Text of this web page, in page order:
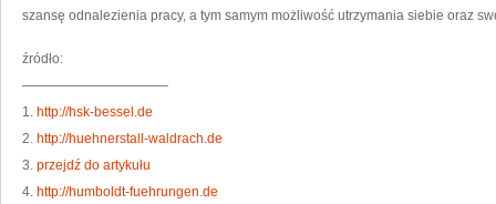
szansę odnalezienia pracy, a tym samym możliwość utrzymania siebie oraz
źródło:
———————————
1. http://hsk-bessel.de
2. http://huehnerstall-waldrach.de
3. przejdź do artykułu
4. http://humboldt-fuehrungen.de